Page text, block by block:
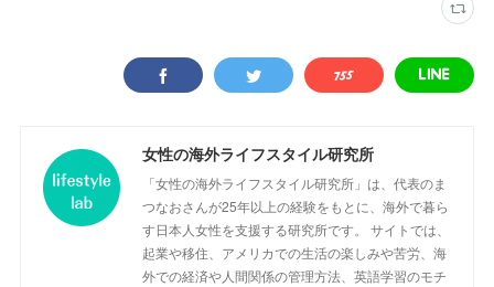
女性の海外ライフスタイル研究所
「女性の海外ライフスタイル研究所」は、代表のま
つなおさんが25年以上の経験をもとに、海外で暮ら
す日本人女性を支援する研究所です。 サイトでは、
起業や移住、アメリカでの生活の楽しみや苦労、海
外での経済や人間関係の管理方法、英語学習のモチ